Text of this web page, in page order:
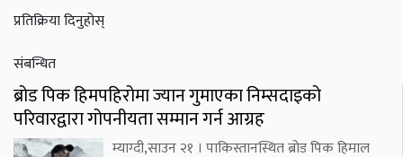
प्रतिक्रिया दिनुहोस्
संबन्धित
ब्रोड पिक हिमपहिरोमा ज्यान गुमाएका निम्सदाइको
परिवारद्वारा गोपनीयता सम्मान गर्न आग्रह
म्याग्दी,साउन २१ । पाकिस्तानस्थित ब्रोड पिक हिमाल